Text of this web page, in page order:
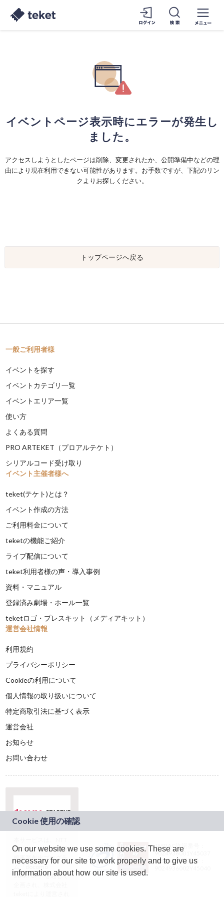
イベントページ表示時にエラーが発生し
ました。
アクセスしようとしたページは削除、変更されたか、公開準備中などの理
由により現在利用できない可能性があります。お手数ですが、下記のリン
クよりお探しください。
トップページへ戻る
一般ご利用者様
イベントを探す
イベントカテゴリ一覧
イベントエリア一覧
使い方
よくある質問
PRO ARTEKET（プロアルテケト）
シリアルコード受け取り
イベント主催者様へ
teket(テケト)とは？
イベント作成の方法
ご利用料金について
teketの機能ご紹介
ライブ配信について
teket利用者様の声・導入事例
資料・マニュアル
登録済み劇場・ホール一覧
teketロゴ・プレスキット（メディアキット）
運営会社情報
利用規約
プライバシーポリシー
Cookieの利用について
個人情報の取り扱いについて
特定商取引法に基づく表示
運営会社
お知らせ
お問い合わせ
ドコモグループの新
規事業創出プログラ
ム「docomo
STARTUP」を通じて
JASRAC許諾番号：
9024936001Y45037
JASRAC許諾番号：
On our website we use some cookies. These are
necessary for our site to work properly and to give us
information about how our site is used.